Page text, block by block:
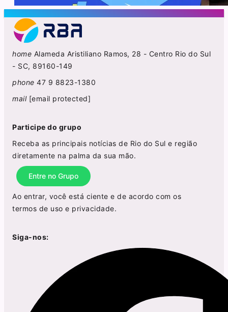
home Alameda Aristiliano Ramos, 28 - Centro Rio do Sul
- SC, 89160-149
phone 47 9 8823-1380
mail [email protected]
Participe do grupo
Receba as principais notícias de Rio do Sul e região
diretamente na palma da sua mão.
Entre no Grupo
Ao entrar, você está ciente e de acordo com os
termos de uso e privacidade.
Siga-nos: